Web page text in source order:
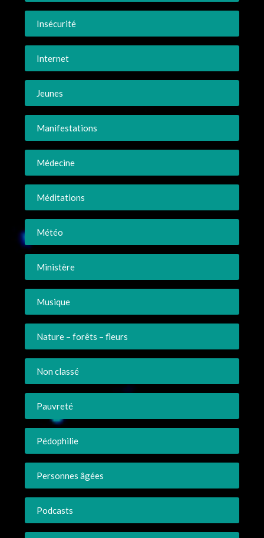
Insécurité
Internet
Jeunes
Manifestations
Médecine
Méditations
Météo
Ministère
Musique
Nature – forêts – fleurs
Non classé
Pauvreté
Pédophilie
Personnes âgées
Podcasts